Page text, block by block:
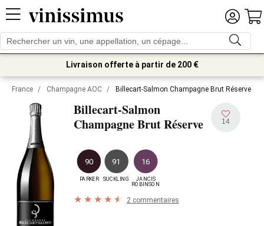
Livraison offerte à partir de 200 €
France / Champagne AOC / Billecart-Salmon Champagne Brut Réserve
Billecart-Salmon
Champagne Brut Réserve
14
90
PARKER
91
SUCKLING
16
JANCIS
ROBINSON
2 commentaires